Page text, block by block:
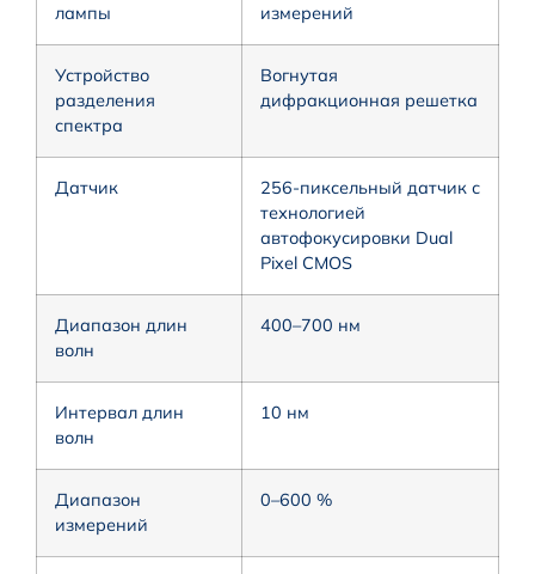
лампы
измерений
Устройство
разделения
спектра
Вогнутая
дифракционная решетка
Датчик
256-пиксельный датчик с
технологией
автофокусировки Dual
Pixel CMOS
Диапазон длин
волн
400–700 нм
Интервал длин
волн
10 нм
Диапазон
измерений
0–600 %